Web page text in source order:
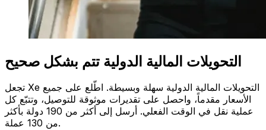
التحويلات المالية الدولية تتم بشكل صحيح
تجعل Xe التحويلات المالية الدولية سهلة وبسيطة. اطّلع على جميع
الأسعار مقدماً، واحصل على تقديرات موثوقة للتوصيل، وتتبّع كل
عملية نقل في الوقت الفعلي. أرسل إلى أكثر من 190 دولة بأكثر
من 130 عملة.